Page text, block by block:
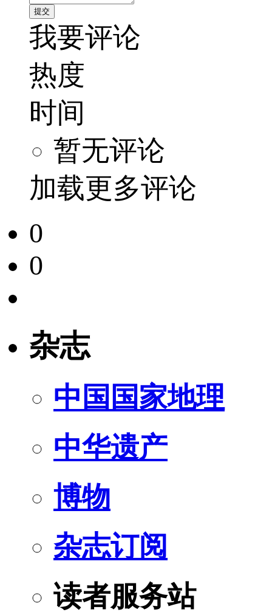
我要评论
热度
时间
暂无评论
加载更多评论
0
0
杂志
中国国家地理
中华遗产
博物
杂志订阅
读者服务站